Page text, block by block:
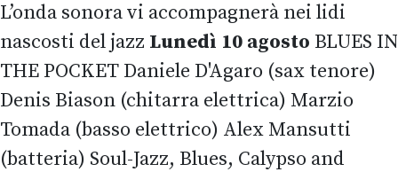
L’onda sonora vi accompagnerà nei lidi
nascosti del jazz Lunedì 10 agosto BLUES IN
THE POCKET Daniele D'Agaro (sax tenore)
Denis Biason (chitarra elettrica) Marzio
Tomada (basso elettrico) Alex Mansutti
(batteria) Soul-Jazz, Blues, Calypso and